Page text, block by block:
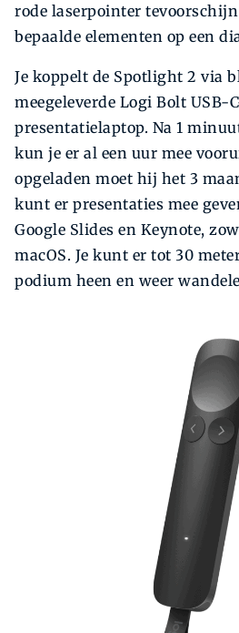
rode laserpointer
bepaalde elementen op een
Je koppelt de Spotlight 2 via
meegeleverde Logi Bolt USB-
presentatielaptop. Na 1
kun je er al een uur mee
opgeladen moet hij het 3
kunt er presentaties mee
Google Slides en Keynote,
macOS. Je kunt er tot 30
podium heen en weer